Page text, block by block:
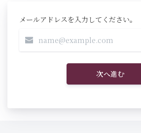
メールアドレスを入力してください。
次へ進む